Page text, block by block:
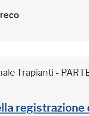
Trapianti -